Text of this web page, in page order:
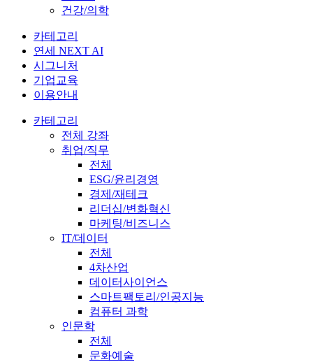
건강/의학
카테고리
연세 NEXT AI
시그니처
기업교육
이용안내
카테고리
전체 강좌
취업/직무
전체
ESG/윤리경영
경제/재테크
리더십/변화혁신
마케팅/비즈니스
IT/데이터
전체
4차산업
데이터사이언스
스마트팩토리/인공지능
컴퓨터 과학
인문학
전체
문화예술